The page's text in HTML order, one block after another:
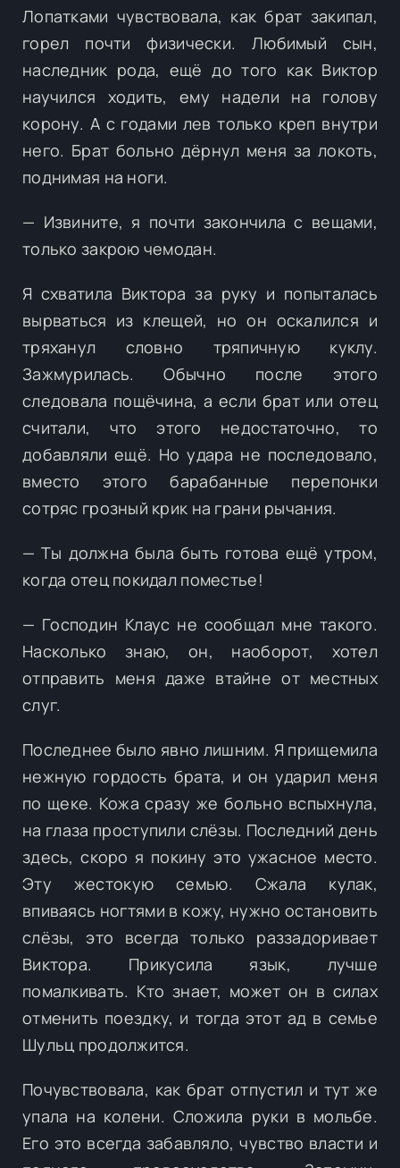
Лопатками чувствовала, как брат закипал,
горел почти физически. Любимый сын,
наследник рода, ещё до того как Виктор
научился ходить, ему надели на голову
корону. А с годами лев только креп внутри
него. Брат больно дёрнул меня за локоть,
поднимая на ноги.
— Извините, я почти закончила с вещами,
только закрою чемодан.
Я схватила Виктора за руку и попыталась
вырваться из клещей, но он оскалился и
тряханул словно тряпичную куклу.
Зажмурилась. Обычно после этого
следовала пощёчина, а если брат или отец
считали, что этого недостаточно, то
добавляли ещё. Но удара не последовало,
вместо этого барабанные перепонки
сотряс грозный крик на грани рычания.
— Ты должна была быть готова ещё утром,
когда отец покидал поместье!
— Господин Клаус не сообщал мне такого.
Насколько знаю, он, наоборот, хотел
отправить меня даже втайне от местных
слуг.
Последнее было явно лишним. Я прищемила
нежную гордость брата, и он ударил меня
по щеке. Кожа сразу же больно вспыхнула,
на глаза проступили слёзы. Последний день
здесь, скоро я покину это ужасное место.
Эту жестокую семью. Сжала кулак,
впиваясь ногтями в кожу, нужно остановить
слёзы, это всегда только раззадоривает
Виктора. Прикусила язык, лучше
помалкивать. Кто знает, может он в силах
отменить поездку, и тогда этот ад в семье
Шульц продолжится.
Почувствовала, как брат отпустил и тут же
упала на колени. Сложила руки в мольбе.
Его это всегда забавляло, чувство власти и